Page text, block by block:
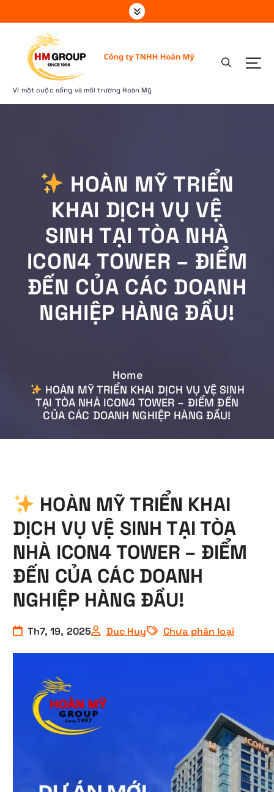
k
o
Vì một cuộc sống và môi trường Hoàn Mỹ
HOÀN MỸ TRIỂN
KHAI DỊCH VỤ VỆ
SINH TẠI TÒA NHÀ
ICON4 TOWER – ĐIỂM
ĐẾN CỦA CÁC DOANH
NGHIỆP HÀNG ĐẦU!
Home
HOÀN MỸ TRIỂN KHAI DỊCH VỤ VỆ SINH
TẠI TÒA NHÀ ICON4 TOWER – ĐIỂM ĐẾN
CỦA CÁC DOANH NGHIỆP HÀNG ĐẦU!
HOÀN MỸ TRIỂN KHAI
DỊCH VỤ VỆ SINH TẠI TÒA
NHÀ ICON4 TOWER – ĐIỂM
ĐẾN CỦA CÁC DOANH
NGHIỆP HÀNG ĐẦU!
Th7, 19, 2025 Duc Huy Chưa phân loại